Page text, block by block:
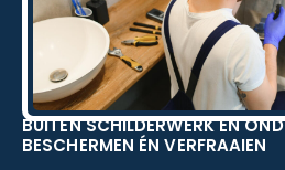
BUITEN SCHILDERWERK EN
BESCHERMEN ÉN VERFRAAIEN